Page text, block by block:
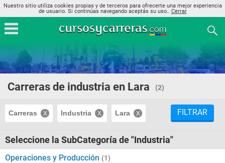
Nuestro sitio utiliza cookies propias y de terceros para ofrecerte una mejor experiencia
de usuario. Si continúas navegando aceptás su uso.. Cerrar
Carreras de industria en Lara (2)
Carreras Industria Lara FILTRAR
Seleccione la SubCategoría de "Industria"
Operaciones y Producción (1)